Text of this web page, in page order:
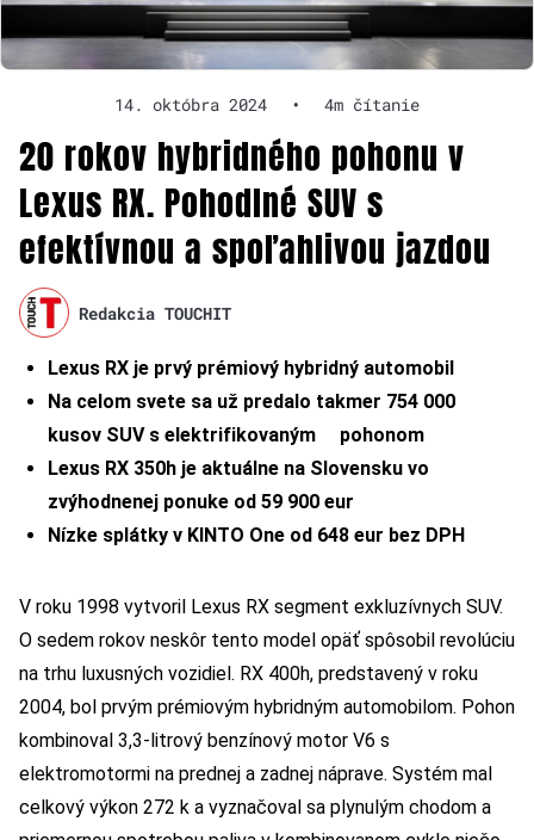
14. októbra 2024 • 4m čítanie
20 rokov hybridného pohonu v
Lexus RX. Pohodlné SUV s
efektívnou a spoľahlivou jazdou
Redakcia TOUCHIT
Lexus RX je prvý prémiový hybridný automobil
Na celom svete sa už predalo takmer 754 000
kusov SUV s elektrifikovaným pohonom
Lexus RX 350h je aktuálne na Slovensku vo
zvýhodnenej ponuke od 59 900 eur
Nízke splátky v KINTO One od 648 eur bez DPH
V roku 1998 vytvoril Lexus RX segment exkluzívnych SUV.
O sedem rokov neskôr tento model opäť spôsobil revolúciu
na trhu luxusných vozidiel. RX 400h, predstavený v roku
2004, bol prvým prémiovým hybridným automobilom. Pohon
kombinoval 3,3-litrový benzínový motor V6 s
elektromotormi na prednej a zadnej náprave. Systém mal
celkový výkon 272 k a vyznačoval sa plynulým chodom a